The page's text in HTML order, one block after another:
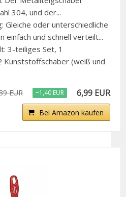
304, und der...
Gleiche oder unterschiedliche
einfach und schnell verteilt...
3-teiliges Set, 1
Kunststoffschaber (weiß und
EUR −1,40 EUR 6,99 EUR
Bei Amazon kaufen